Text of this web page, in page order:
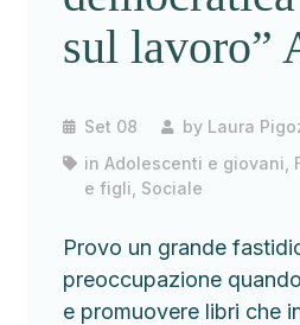
sul lavoro”
Set 08 by Laura
inAdolescenti e giovani
e figli Sociale
Provo un grande
preoccupazione
e promuovere libri che